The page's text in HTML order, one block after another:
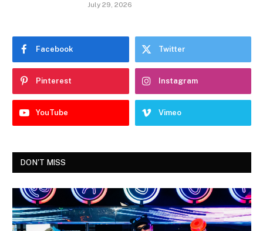
July 29, 2026
Facebook Twitter
Pinterest Instagram
YouTube Vimeo
DON'T MISS